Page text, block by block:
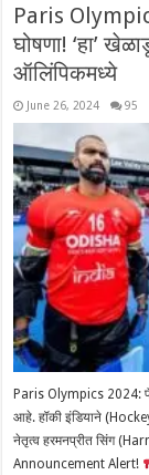
Paris
घोषणा! ‘हा’
ऑलिंपिकमध्ये
June 26, 2024 95
Paris Olympics 2024:
आहे. हॉकी इंडियाने
नेतृत्व हरमनप्रीत सिंग
Announcement Alert!